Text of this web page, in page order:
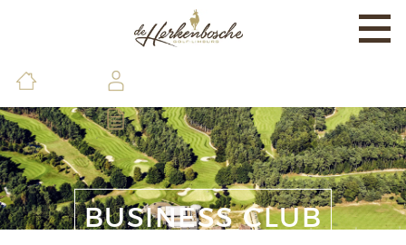
EXPERIENCE
BANEN & LAND
BRASSERIE & FACILITEITEN
DE GOLFSCHOOLBUSINESS CLUB